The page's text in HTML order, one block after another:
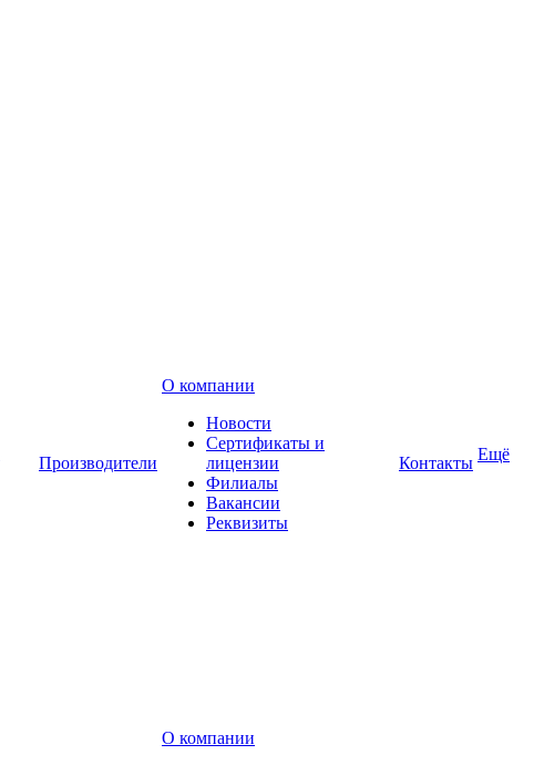
Производители
О компании
Новости
Сертификаты и
лицензии
Филиалы
Вакансии
Реквизиты
Контакты Ещё
О компании